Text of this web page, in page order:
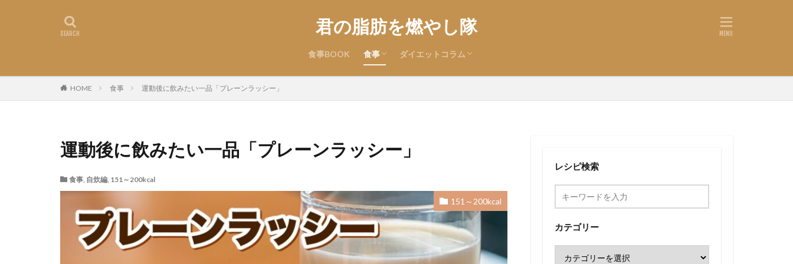
君の脂肪を燃やし隊
食事BOOK 食事
自炊編
コンビニ編
外食編
ダイエットコラム
ボディメイク
ダイエット
HOME 食事 運動後に飲みたい一品「プレーンラッシー」
運動後に飲みたい一品「プレーンラッシー」
食事, 自炊編, 151～200kcal
151～200kcal
レシピ検索
カテゴリー